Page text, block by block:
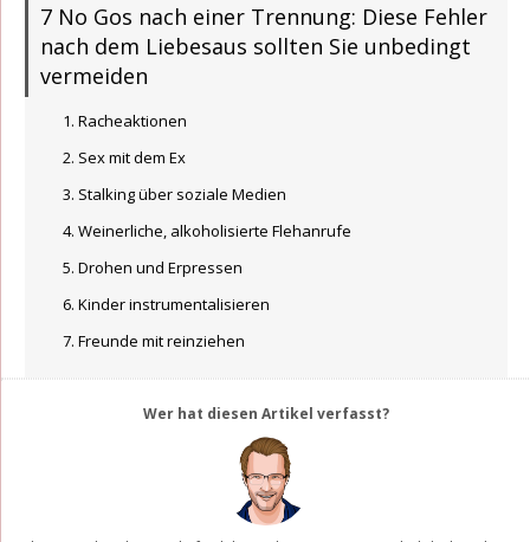
7 No Gos nach einer Trennung: Diese Fehler
nach dem Liebesaus sollten Sie unbedingt
vermeiden
Racheaktionen
Sex mit dem Ex
Stalking über soziale Medien
Weinerliche, alkoholisierte Flehanrufe
Drohen und Erpressen
Kinder instrumentalisieren
Freunde mit reinziehen
Wer hat diesen Artikel verfasst?